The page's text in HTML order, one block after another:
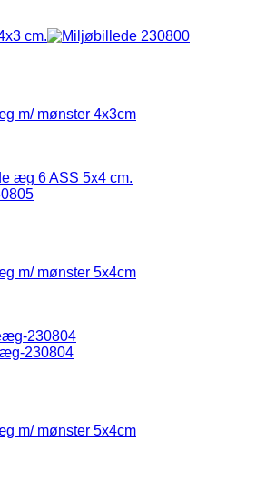
m/ mønster 4x3cm
m/ mønster 5x4cm
m/ mønster 5x4cm